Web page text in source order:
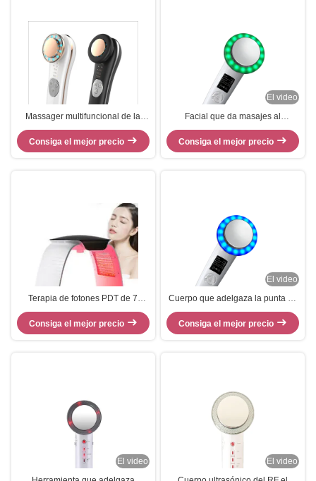
Massager multifuncional de la
cara del ultrasonido de la
herramienta del masaje del lifting
facial con la luz del LED
Consiga el mejor precio
El video
Facial que da masajes al
dispositivo anti de la belleza del
uso en el hogar de DC 5V de la
arruga
Consiga el mejor precio
Terapia de fotones PDT de 7
colores para rejuvenecimiento de
la piel con dispositivo de luz LED
Consiga el mejor precio
El video
Cuerpo que adelgaza la punta de
prueba ultrasónica del masaje de
HIFU
Consiga el mejor precio
El video
El video